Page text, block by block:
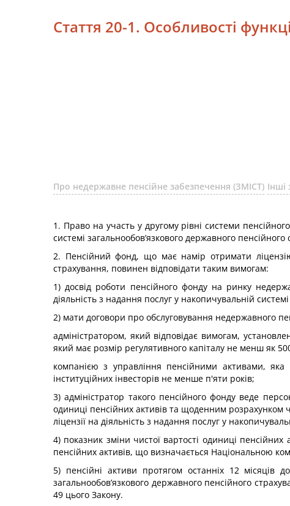
Стаття 20-1. Особливості
Про недержавне пенсійне забезпечення (ЗМІСТ) Інші
1. Право на участь у другому рівні системи
системі загальнообов’язкового державного
2. Пенсійний фонд, що має намір отримати ліцензію
страхування, повинен відповідати таким вимогам:
1) досвід роботи пенсійного фонду на ринку
діяльність з надання послуг у накопичувальній
2) мати договори про обслуговування недержавного
адміністратором, який відповідає вимогам,
який має розмір регулятивного капіталу не менш як
компанією з управління пенсійними активами,
інституційних інвесторів не менше п'яти років;
3) адміністратор такого пенсійного фонду веде
одиниці пенсійних активів та щоденним розрахунком
ліцензії на діяльність з надання послуг у
4) показник зміни чистої вартості одиниці
пенсійних активів, що визначається Національною
5) пенсійні активи протягом останніх 12 місяців
загальнообов’язкового державного пенсійного
49 цього Закону.